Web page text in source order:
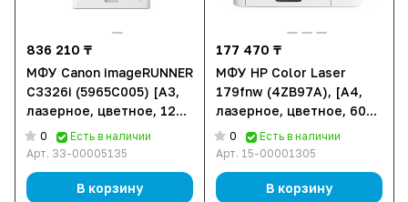
836 210 ₸
МФУ Canon imageRUNNER
C3326i (5965C005) [A3,
лазерное, цветное, 1200
x 1200 DPI, Wi-Fi,
Ethernet (RJ-45), USB]
0
Есть в наличии
Арт. 33-00005135
В корзину
177 470 ₸
МФУ HP Color Laser
179fnw (4ZB97A), [A4,
лазерное, цветное, 600
x 600 DPI, АПД, Wi-Fi,
Ethernet (RJ-45), USB]
0
Есть в наличии
Арт. 15-00001305
В корзину